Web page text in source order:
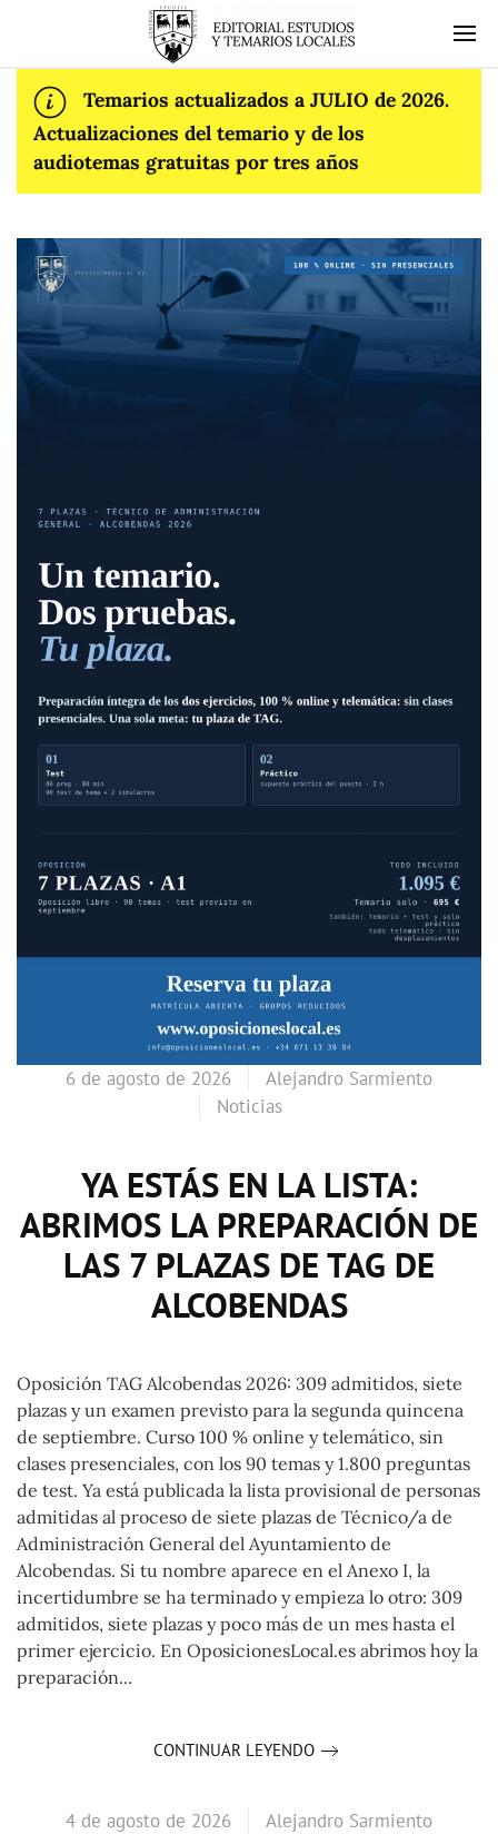
Temarios actualizados a JULIO de 2026.
Actualizaciones del temario y de los
audiotemas gratuitas por tres años
6 de agosto de 2026
Alejandro Sarmiento
Noticias
YA ESTÁS EN LA LISTA:
ABRIMOS LA PREPARACIÓN DE
LAS 7 PLAZAS DE TAG DE
ALCOBENDAS
Oposición TAG Alcobendas 2026: 309 admitidos, siete
plazas y un examen previsto para la segunda quincena
de septiembre. Curso 100 % online y telemático, sin
clases presenciales, con los 90 temas y 1.800 preguntas
de test. Ya está publicada la lista provisional de personas
admitidas al proceso de siete plazas de Técnico/a de
Administración General del Ayuntamiento de
Alcobendas. Si tu nombre aparece en el Anexo I, la
incertidumbre se ha terminado y empieza lo otro: 309
admitidos, siete plazas y poco más de un mes hasta el
primer ejercicio. En OposicionesLocal.es abrimos hoy la
preparación...
CONTINUAR LEYENDO
4 de agosto de 2026
Alejandro Sarmiento